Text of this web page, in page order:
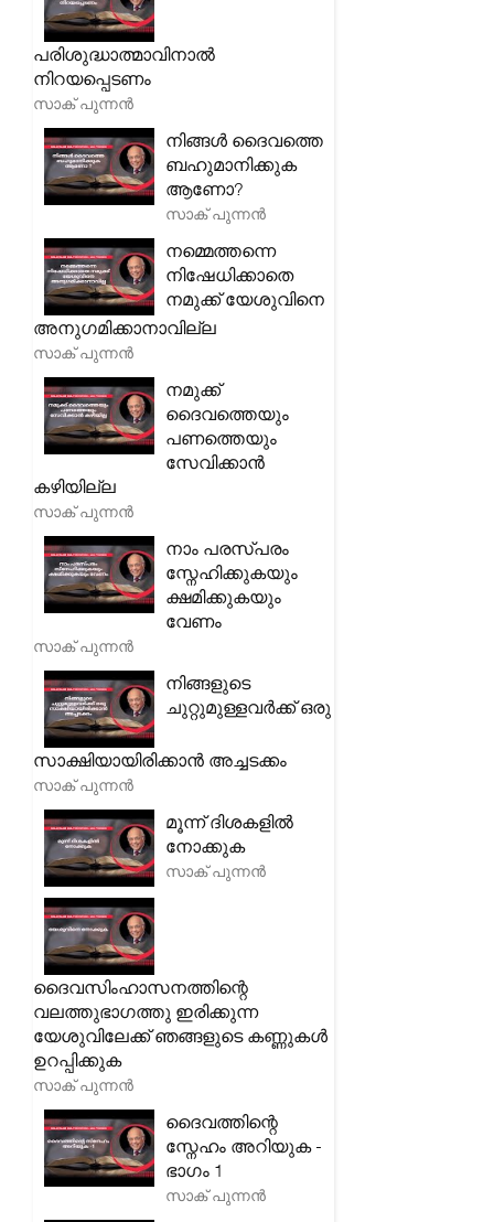
പരിശുദ്ധാത്മാവിനാൽ
നിറയപ്പെടണം
സാക് പുന്നൻ
നിങ്ങൾ ദൈവത്തെ
ബഹുമാനിക്കുക
ആണോ?
സാക് പുന്നൻ
നമ്മെത്തന്നെ
നിഷേധിക്കാതെ
നമുക്ക് യേശുവിനെ
അനുഗമിക്കാനാവില്ല
സാക് പുന്നൻ
നമുക്ക്
ദൈവത്തെയും
പണത്തെയും
സേവിക്കാൻ
കഴിയില്ല
സാക് പുന്നൻ
നാം പരസ്പരം
സ്നേഹിക്കുകയും
ക്ഷമിക്കുകയും
വേണം
സാക് പുന്നൻ
നിങ്ങളുടെ
ചുറ്റുമുള്ളവർക്ക് ഒരു
സാക്ഷിയായിരിക്കാൻ അച്ചടക്കം
സാക് പുന്നൻ
മൂന്ന് ദിശകളിൽ
നോക്കുക
സാക് പുന്നൻ
ദൈവസിംഹാസനത്തിന്റെ
വലത്തുഭാഗത്തു ഇരിക്കുന്ന
യേശുവിലേക്ക് ഞങ്ങളുടെ കണ്ണുകൾ
ഉറപ്പിക്കുക
സാക് പുന്നൻ
ദൈവത്തിന്റെ
സ്നേഹം അറിയുക -
ഭാഗം 1
സാക് പുന്നൻ